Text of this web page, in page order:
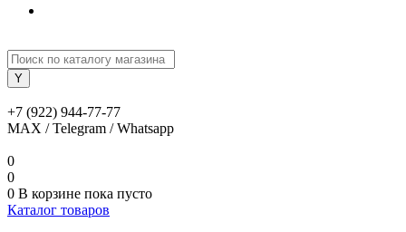
+7 (922) 944-77-77
MAX / Telegram / Whatsapp
0
0
0 В корзине пока пусто
Каталог товаров